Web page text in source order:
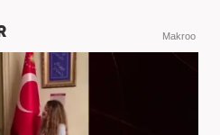
Makroo